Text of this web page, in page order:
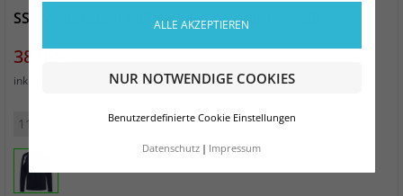
ALLE AKZEPTIEREN
NUR NOTWENDIGE COOKIES
Benutzerdefinierte Cookie Einstellungen
Datenschutz Impressum
SSV Wildenstein Pullover Kinder marine/weiß
Preis
38,99 €
inkl. MwSt. zzgl. Versand
116 140 152 164